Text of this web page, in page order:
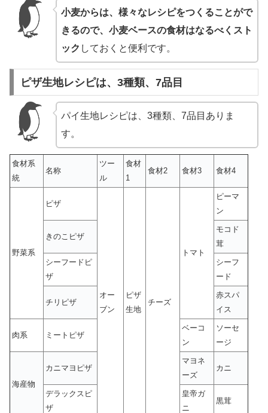
小麦からは、様々なレシピをつくることがで
きるので、小麦ベースの食材はなるべくスト
ック しておくと便利です。
ピザ生地レシピは、3種類、7品目
パイ生地レシピは、3種類、7品目ありま
す。
食材系
統
名称
ツー
ル
食材
1
食材2 食材3 食材4
野菜系
ピザ
オー
ブン
ピザ
生地
チーズ
トマト
ピーマ
ン
きのこピザ
モコド
茸
シーフードピ
ザ
シーフ
ード
チリピザ
赤スパ
イス
肉系 ミートピザ
ベーコ
ン
ソーセ
ージ
海産物
カニマヨピザ
マヨネ
ーズ
カニ
デラックスピ
ザ
皇帝ガ
ニ
黒茸